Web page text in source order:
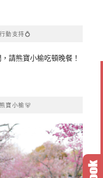
動支持💍
請熊寶小榆吃頓晚餐！
寶小榆🐻